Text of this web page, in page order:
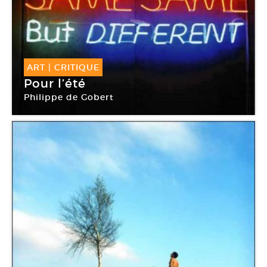
ART | CRITIQUE
Pour l’été
Philippe de Gobert